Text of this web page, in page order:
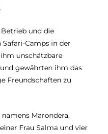
und die
Camps in der
unschätzbare
gewährten ihm das
Freundschaften zu
Marondera,
Frau Salma und vier